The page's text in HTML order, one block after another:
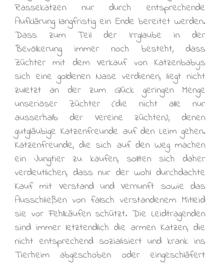
Rassekatzen nur durch entsprechende
Aufklärung langfristig ein Ende bereitet werden.
Dass zum Teil der Irrglaube in der
Bevölkerung immer noch besteht, dass
Züchter mit dem Verkauf von Katzenbabys
sich eine goldenen Nase verdienen, liegt nicht
zuletzt an der zum Glück geringen Menge
unseriöser Züchter (die nicht alle nur
ausserhalb der Vereine züchten), denen
gutgläubige Katzenfreunde auf den Leim gehen.
Katzenfreunde, die sich auf den Weg machen
ein Jungtier zu kaufen, sollten sich daher
verdeutlichen, dass nur der wohl durchdachte
Kauf mit Verstand und Vernunft sowie das
Ausschließen von falsch verstandenem Mitleid
sie vor Fehlkäufen schützt. Die Leidtragenden
sind immer letztendlich die armen Katzen, die
nicht entsprechend sozialisiert und krank ins
Tierheim abgeschoben oder eingeschläfert